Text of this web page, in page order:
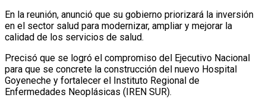
En la reunión, anunció que su gobierno priorizará la inversión
en el sector salud para modernizar, ampliar y mejorar la
calidad de los servicios de salud.
Precisó que se logró el compromiso del Ejecutivo Nacional
para que se concrete la construcción del nuevo Hospital
Goyeneche y fortalecer el Instituto Regional de
Enfermedades Neoplásicas (IREN SUR).